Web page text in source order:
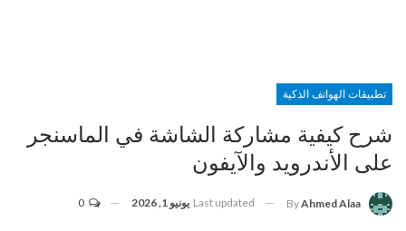
تطبيقات الهواتف الذكية
شرح كيفية مشاركة الشاشة في الماسنجر
على الأندرويد والآيفون
ByAhmed Alaa
Last updated يونيو 1, 2026